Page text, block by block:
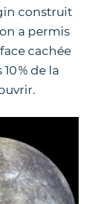
construit
a permis
cachée
% de la